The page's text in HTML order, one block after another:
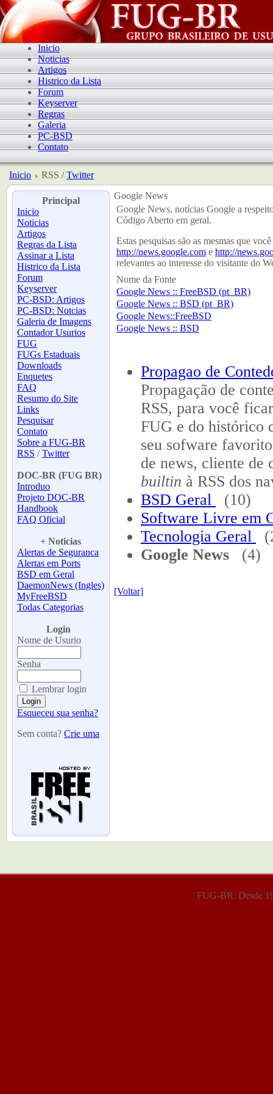
Inicio
Noticias
Artigos
Histrico da Lista
Forum
Keyserver
Regras
Galeria
PC-BSD
Contato
Inicio RSS /Twitter
Principal
Inicio
Noticias
Artigos
Regras da Lista
Assinar a Lista
Histrico da Lista
Forum
Keyserver
PC-BSD: Artigos
PC-BSD: Notcias
Galeria de Imagens
Contador Usurios
FUG
FUGs Estaduais
Downloads
Enquetes
FAQ
Resumo do Site
Links
Pesquisar
Contato
Sobre a FUG-BR
RSS /Twitter
DOC-BR (FUG BR)
Introduo
Projeto DOC-BR
Handbook
FAQ Oficial
+ Noticias
Alertas de Seguranca
Alertas em Ports
BSD em Geral
DaemonNews (Ingles)
MyFreeBSD
Todas Categorias
Login
Nome de Usurio
Senha
Lembrar login
Esqueceu sua senha?
Sem conta? Crie uma
Google News
Google News, notícias Google a
Código Aberto em geral.
Estas pesquisas são as mesmas que
http://news.google.com e http://
relevantes ao interesse do visitante do
Nome da Fonte
Google News :: FreeBSD (pt_BR)
Google News :: BSD (pt_BR)
Google News::FreeBSD
Google News :: BSD
Propagao de
Propagação de
RSS, para você
FUG e do histórico
seu sofware
de news, cliente de
builtin à RSS dos
BSD Geral
(10)
Software Livre em
Tecnologia Geral
Google News
(4)
[Voltar]
FUG-BR: Desde